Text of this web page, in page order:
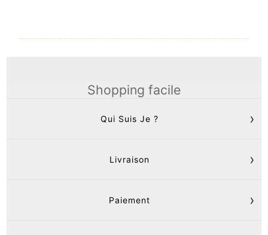
Shopping facile
Qui Suis Je ?
Livraison
Paiement